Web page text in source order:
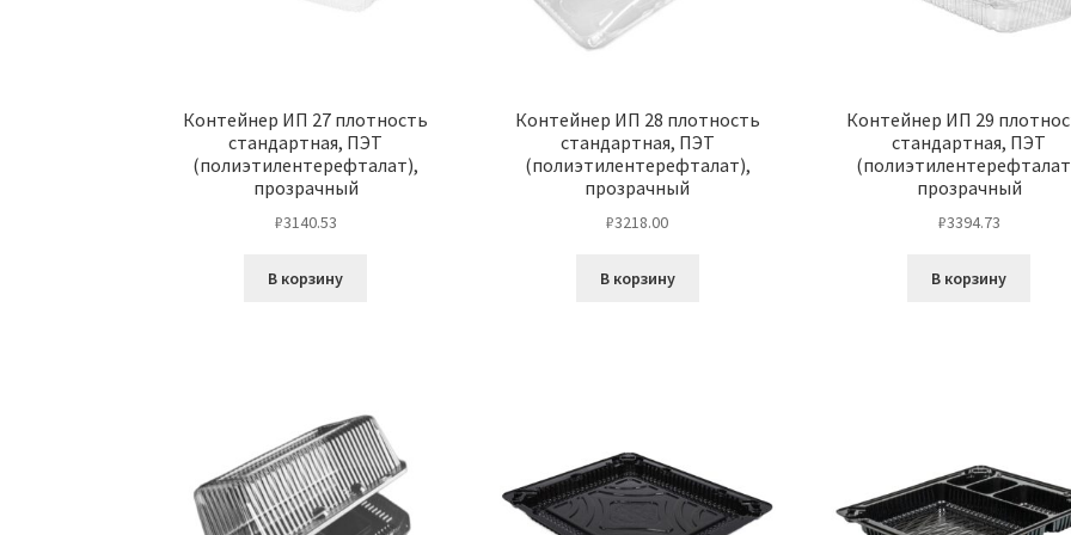
Контейнер ИП 27 плотность
стандартная, ПЭТ
(полиэтилентерефталат),
прозрачный
₽3140.53
В корзину
Контейнер ИП 28 плотность
стандартная, ПЭТ
(полиэтилентерефталат),
прозрачный
₽3218.00
В корзину
Контейнер ИП 29
стандартная, ПЭТ
прозрачный
₽3394.73
В корзину